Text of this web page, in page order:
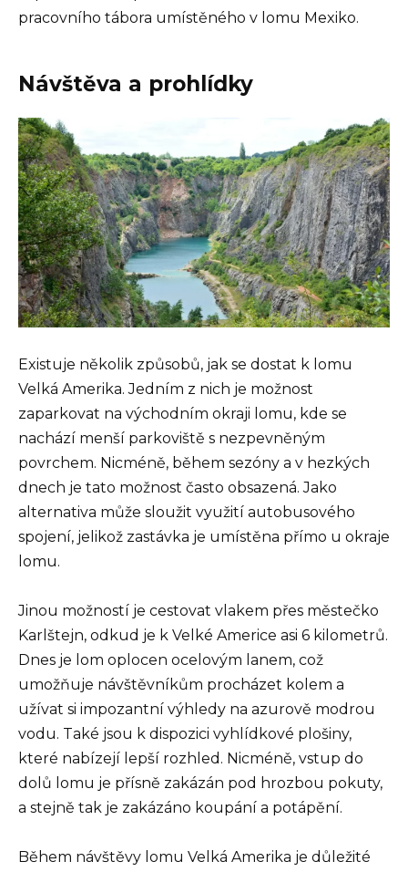
pracovního tábora umístěného v lomu Mexiko.
Návštěva a prohlídky
Existuje několik způsobů, jak se dostat k lomu
Velká Amerika. Jedním z nich je možnost
zaparkovat na východním okraji lomu, kde se
nachází menší parkoviště s nezpevněným
povrchem. Nicméně, během sezóny a v hezkých
dnech je tato možnost často obsazená. Jako
alternativa může sloužit využití autobusového
spojení, jelikož zastávka je umístěna přímo u okraje
lomu.
Jinou možností je cestovat vlakem přes městečko
Karlštejn, odkud je k Velké Americe asi 6 kilometrů.
Dnes je lom oplocen ocelovým lanem, což
umožňuje návštěvníkům procházet kolem a
užívat si impozantní výhledy na azurově modrou
vodu. Také jsou k dispozici vyhlídkové plošiny,
které nabízejí lepší rozhled. Nicméně, vstup do
dolů lomu je přísně zakázán pod hrozbou pokuty,
a stejně tak je zakázáno koupání a potápění.
Během návštěvy lomu Velká Amerika je důležité